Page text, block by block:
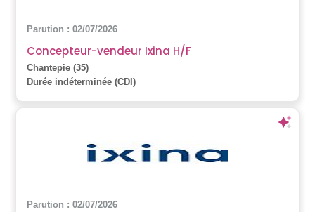
Parution : 02/07/2026
Concepteur-vendeur Ixina H/F
Chantepie (35)
Durée indéterminée (CDI)
Parution : 02/07/2026